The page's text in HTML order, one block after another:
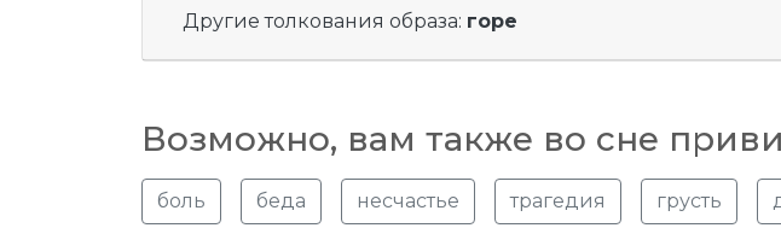
Другие толкования образа: горе
Возможно, вам также во сне
боль беда несчастье трагедия грусть